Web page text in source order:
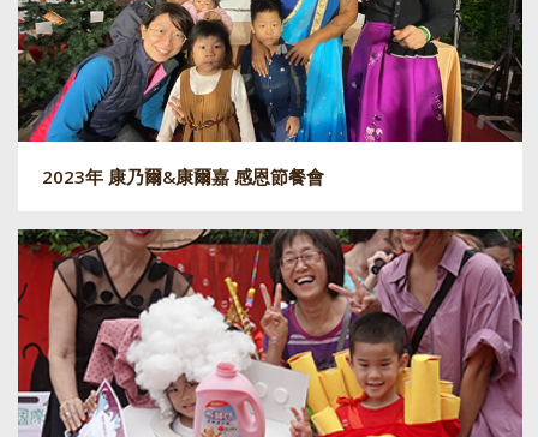
2023年 康乃爾&康爾嘉 感恩節餐會